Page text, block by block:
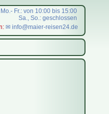
Mo.- Fr.: von 10:00 bis 15:00
Sa., So.: geschlossen
✉ info@maier-reisen24.de